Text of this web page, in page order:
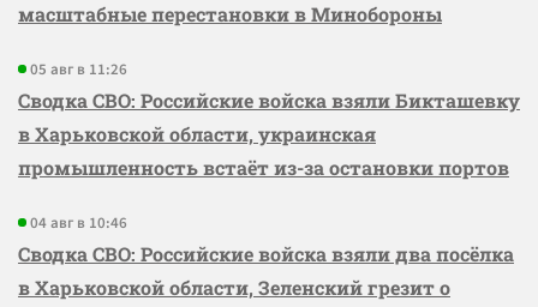
масштабные перестановки в Минобороны
05 авг в 11:26
Сводка СВО: Российские войска взяли Бикташевку
в Харьковской области, украинская
промышленность встаёт из-за остановки портов
04 авг в 10:46
Сводка СВО: Российские войска взяли два посёлка
в Харьковской области, Зеленский грезит о